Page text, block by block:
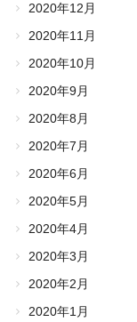
2020年12月
2020年11月
2020年10月
2020年9月
2020年8月
2020年7月
2020年6月
2020年5月
2020年4月
2020年3月
2020年2月
2020年1月